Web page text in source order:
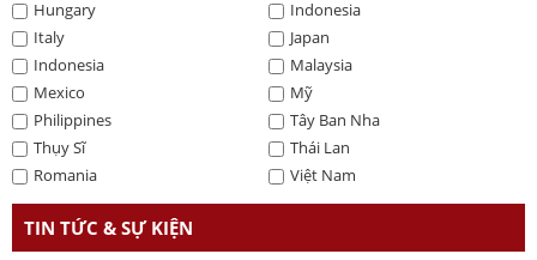
Hungary
Indonesia
Italy
Japan
Indonesia
Malaysia
Mexico
Mỹ
Philippines
Tây Ban Nha
Thụy Sĩ
Thái Lan
Romania
Việt Nam
TIN TỨC & SỰ KIỆN